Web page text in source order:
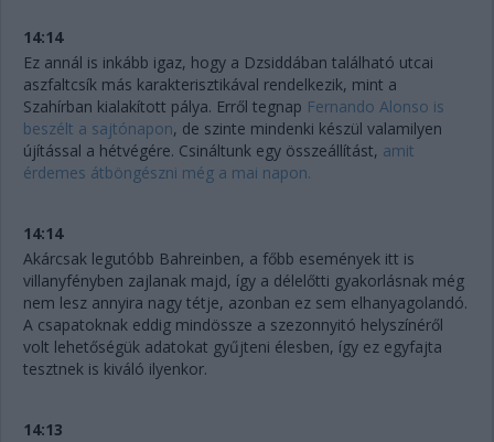
14:14
Ez annál is inkább igaz, hogy a Dzsiddában található utcai
aszfaltcsík más karakterisztikával rendelkezik, mint a
Szahírban kialakított pálya. Erről tegnap Fernando Alonso is
beszélt a sajtónapon, de szinte mindenki készül valamilyen
újítással a hétvégére. Csináltunk egy összeállítást, amit
érdemes átböngészni még a mai napon.
14:14
Akárcsak legutóbb Bahreinben, a főbb események itt is
villanyfényben zajlanak majd, így a délelőtti gyakorlásnak még
nem lesz annyira nagy tétje, azonban ez sem elhanyagolandó.
A csapatoknak eddig mindössze a szezonnyitó helyszínéről
volt lehetőségük adatokat gyűjteni élesben, így ez egyfajta
tesztnek is kiváló ilyenkor.
14:13